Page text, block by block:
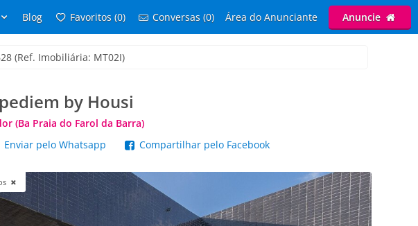
Blog Favoritos (0) Conversas (0) Área do Anunciante Anuncie
(Ref. Imobiliária: MT02I)
by Housi
(Ba Praia do Farol da Barra)
Enviar pelo Whatsapp Compartilhar pelo Facebook